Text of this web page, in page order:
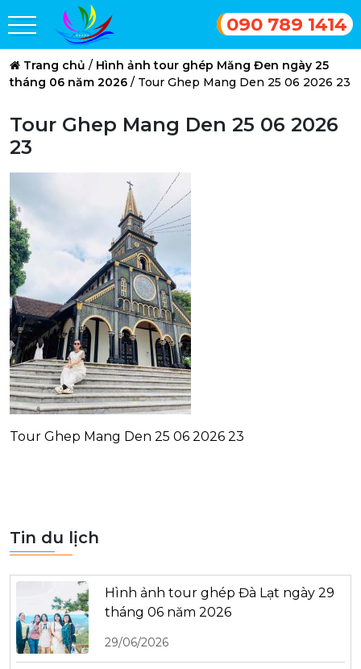
090 789 1414
Trang chủ / Hình ảnh tour ghép Măng Đen ngày 25
tháng 06 năm 2026 / Tour Ghep Mang Den 25 06 2026 23
Tour Ghep Mang Den 25 06 2026
23
Tour Ghep Mang Den 25 06 2026 23
Tin du lịch
Hình ảnh tour ghép Đà Lạt ngày 29
tháng 06 năm 2026
29/06/2026